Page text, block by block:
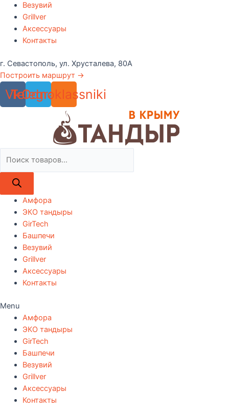
Везувий
Grillver
Аксессуары
Контакты
г. Севастополь, ул. Хрусталева, 80А
Построить маршрут →
Vk
Telegram
Odnoklassniki
товаров
Амфора
ЭКО тандыры
GirTech
Башпечи
Везувий
Grillver
Аксессуары
Контакты
Menu
Амфора
ЭКО тандыры
GirTech
Башпечи
Везувий
Grillver
Аксессуары
Контакты